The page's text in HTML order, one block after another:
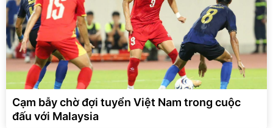
Cạm bẫy chờ đợi tuyển Việt Nam trong cuộc
đấu với Malaysia